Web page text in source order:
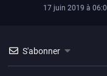
17 juin 2019 à
S'abonner